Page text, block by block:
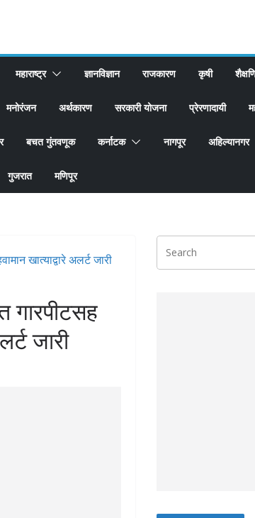
महाराष्ट्र ज्ञानविज्ञान राजकारण कृषी
मनोरंजन अर्थकारण सरकारी योजना प्रेरणादायी
बचत गुंतवणूक कर्नाटक नागपूर अहिल्यानगर
गुजरात मणिपूर
गारपीटसह
जारी